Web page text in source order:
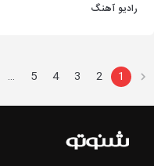
رادیو آهنگ
1
2
3
4
5
…